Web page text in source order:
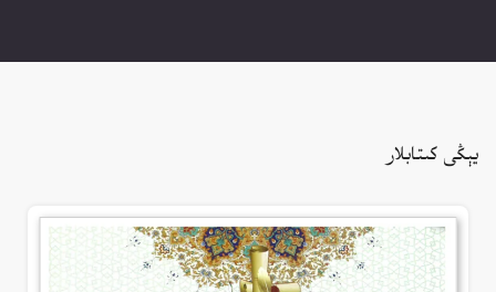
يېڭى كىتابلار